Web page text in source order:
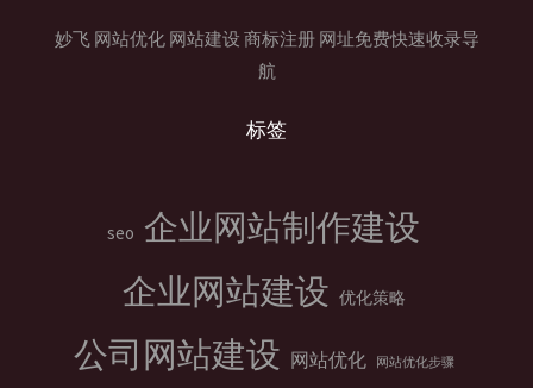
妙飞 网站优化 网站建设 商标注册 网址免费快速收录导
航
标签
seo 企业网站制作建设
企业网站建设 优化策略
公司网站建设 网站优化 网站优化步骤